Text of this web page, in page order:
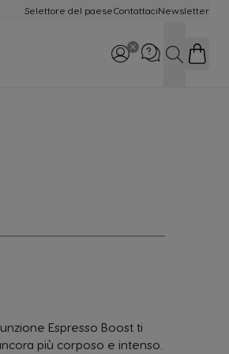
Selettore del paeseContattaciNewsletter
Cerca
Espresso Boost ti
più corposo e intenso.